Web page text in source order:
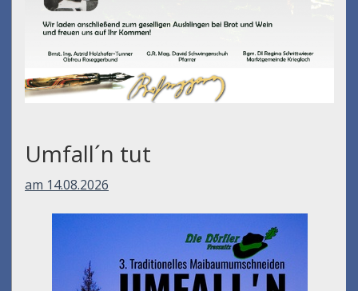
Umfall´n tut
am 14.08.2026